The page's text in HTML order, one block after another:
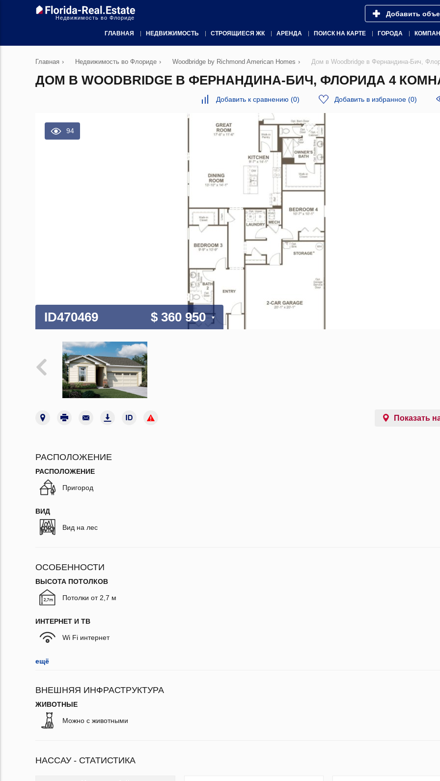
Недвижимость во Флориде Добавить
ГЛАВНАЯ НЕДВИЖИМОСТЬ СТРОЯЩИЕСЯ ЖК АРЕНДА ПОИСК НА КАРТЕ ГОРОДА
Главная › Недвижимость во Флориде › Woodbridge by Richmond American Homes › Дом в Woodbridge в Фернандина-Бич,
ДОМ В WOODBRIDGE В ФЕРНАНДИНА-БИЧ, ФЛОРИДА 4
Добавить к сравнению (0) Добавить в избранное (0)
94
ID470469 $ 360 950
Показать
РАСПОЛОЖЕНИЕ
РАСПОЛОЖЕНИЕ
Пригород
ВИД
Вид на лес
ОСОБЕННОСТИ
ВЫСОТА ПОТОЛКОВ
Потолки от 2,7 м
ИНТЕРНЕТ И ТВ
Wi Fi интернет
ещё
ВНЕШНЯЯ ИНФРАСТРУКТУРА
ЖИВОТНЫЕ
Можно с животными
НАССАУ - СТАТИСТИКА